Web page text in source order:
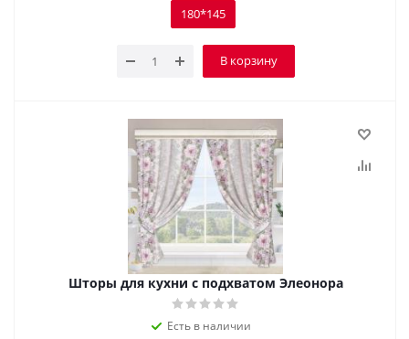
180*145
В корзину
Шторы для кухни с подхватом Элеонора
Есть в наличии